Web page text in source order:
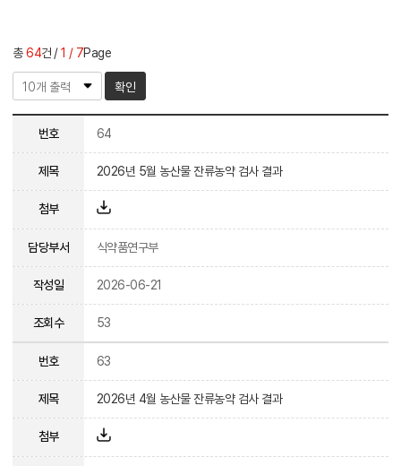
총64건 1 / 7Page
확인
번호 64
제목 2026년 5월 농산물 잔류농약 검사 결과
첨부
담당부서 식약품연구부
작성일 2026-06-21
조회수 53
번호 63
제목 2026년 4월 농산물 잔류농약 검사 결과
첨부